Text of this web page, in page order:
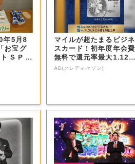
年5月8
お宝グ
S P 第
マイルが超たまるビジネ
スカード！初年度年会費
無料で還元率最大1.12
5%
AD(クレディセゾン)